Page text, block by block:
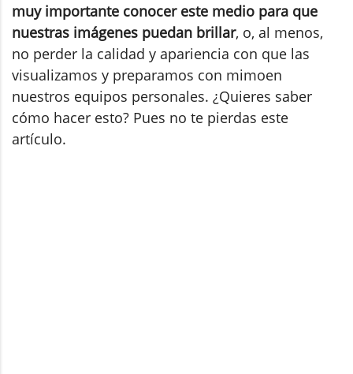
muy importante conocer este medio para que
nuestras imágenes puedan brillar, o, al menos,
no perder la calidad y apariencia con que las
visualizamos y preparamos con mimoen
nuestros equipos personales. ¿Quieres saber
cómo hacer esto? Pues no te pierdas este
artículo.